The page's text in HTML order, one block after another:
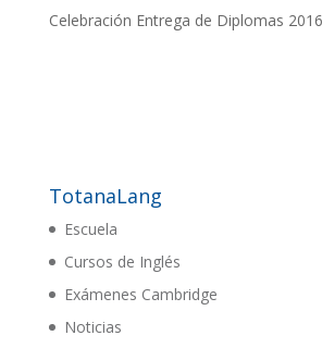
Celebración Entrega de Diplomas 2016
TotanaLang
Escuela
Cursos de Inglés
Exámenes Cambridge
Noticias